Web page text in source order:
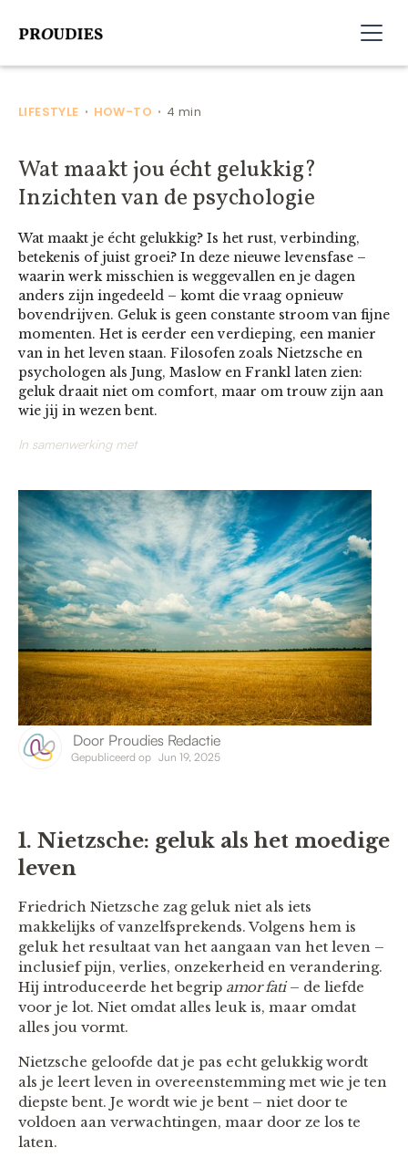
LIFESTYLE • HOW-TO • 4 min
Wat maakt jou écht gelukkig?
Inzichten van de psychologie
Wat maakt je écht gelukkig? Is het rust, verbinding,
betekenis of juist groei? In deze nieuwe levensfase –
waarin werk misschien is weggevallen en je dagen
anders zijn ingedeeld – komt die vraag opnieuw
bovendrijven. Geluk is geen constante stroom van fijne
momenten. Het is eerder een verdieping, een manier
van in het leven staan. Filosofen zoals Nietzsche en
psychologen als Jung, Maslow en Frankl laten zien:
geluk draait niet om comfort, maar om trouw zijn aan
wie jij in wezen bent.
In samenwerking met
Door Proudies Redactie
Gepubliceerd op Jun 19, 2025
1. Nietzsche: geluk als het moedige
leven
Friedrich Nietzsche zag geluk niet als iets
makkelijks of vanzelfsprekends. Volgens hem is
geluk het resultaat van het aangaan van het leven –
inclusief pijn, verlies, onzekerheid en verandering.
Hij introduceerde het begrip amor fati– de liefde
voor je lot. Niet omdat alles leuk is, maar omdat
alles jou vormt.
Nietzsche geloofde dat je pas echt gelukkig wordt
als je leert leven in overeenstemming met wie je ten
diepste bent. Je wordt wie je bent – niet door te
voldoen aan verwachtingen, maar door ze los te
laten.